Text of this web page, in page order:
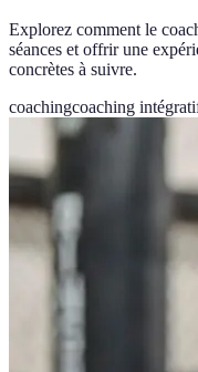
Explorez comment le
séances et offrir une
concrètes à suivre.
coachingcoaching